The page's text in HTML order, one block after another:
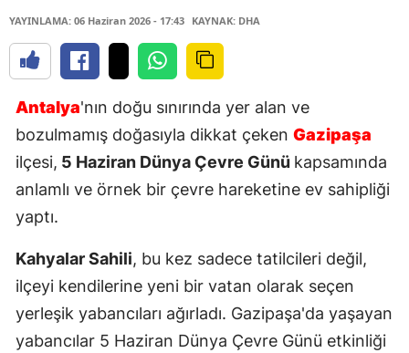
YAYINLAMA: 06 Haziran 2026 - 17:43 KAYNAK: DHA
Antalya'nın doğu sınırında yer alan ve
bozulmamış doğasıyla dikkat çeken Gazipaşa
ilçesi, 5 Haziran Dünya Çevre Günü kapsamında
anlamlı ve örnek bir çevre hareketine ev sahipliği
yaptı.
Kahyalar Sahili, bu kez sadece tatilcileri değil,
ilçeyi kendilerine yeni bir vatan olarak seçen
yerleşik yabancıları ağırladı. Gazipaşa'da yaşayan
yabancılar 5 Haziran Dünya Çevre Günü etkinliği